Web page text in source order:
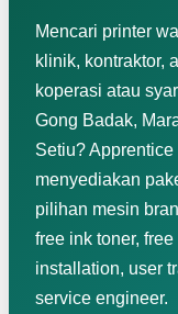
Mencari printer
klinik, kontraktor,
koperasi atau
Gong Badak,
Setiu?
menyediakan
pilihan mesin
free ink toner,
installation, user
service engineer.